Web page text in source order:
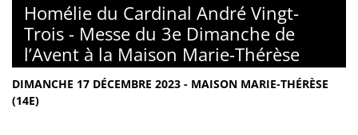
Homélie du Cardinal André Vingt-
Trois - Messe du 3e Dimanche de
l’Avent à la Maison Marie-Thérèse
DIMANCHE 17 DÉCEMBRE 2023 - MAISON MARIE-THÉRÈSE
(14E)